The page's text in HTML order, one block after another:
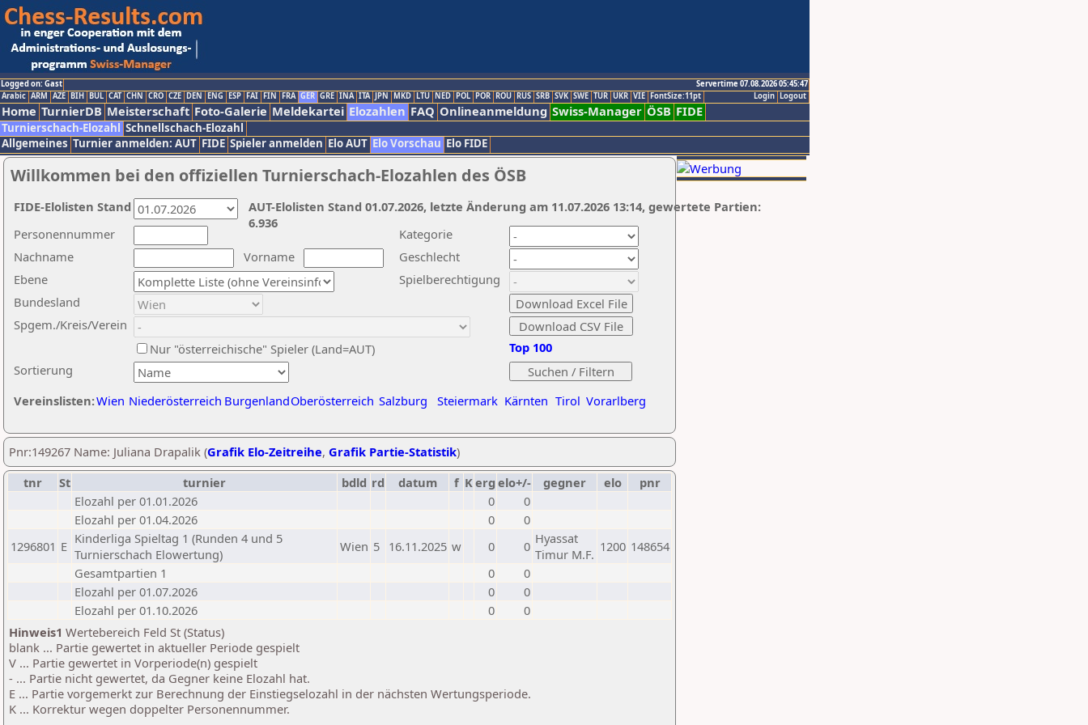
Logged on: Gast
Servertime 07.08.2026 05:45:47
Logout
Login
Arabic ARM AZE BIH BUL CAT CHN CRO CZE DEN ENG ESP FAI FIN FRA GER GRE INA ITA JPN MKD LTU NED POL POR ROU RUS SRB SVK SWE TUR UKR VIE FontSize:11pt
Home TurnierDB Meisterschaft Foto-Galerie Meldekartei Elozahlen FAQ Onlineanmeldung Swiss-Manager ÖSB FIDE
Turnierschach-Elozahl Schnellschach-Elozahl
Allgemeines Turnier anmelden: AUT FIDE Spieler anmelden Elo AUT Elo Vorschau Elo FIDE
Willkommen bei den offiziellen Turnierschach-Elozahlen des ÖSB
Nachname
Vorname
Ebene
Kategorie
Sortierung
Personennummer
Bundesland
Spgem./Kreis/Verein
Geschlecht
Nur "österreichische" Spieler (Land=AUT)
Spielberechtigung
Vereinslisten:Wien Niederösterreich BurgenlandOberösterreich Salzburg Steiermark Kärnten Tirol Vorarlberg
Top 100
AUT-Elolisten Stand 01.07.2026, letzte Änderung am 11.07.2026 13:14, gewertete Partien:
6.936
FIDE-Elolisten Stand
Pnr:149267 Name: Juliana Drapalik (Grafik Elo-Zeitreihe, Grafik Partie-Statistik)
tnr
St turnier bdld rd datum f Kerg elo+/- gegner elo
pnr
Elozahl per 01.01.2026
0
0
Elozahl per 01.04.2026
0
0
1296801 E Kinderliga Spieltag 1 (Runden 4 und 5
Turnierschach Elowertung)
Wien 5 16.11.2025 w 0 0 Hyassat
Timur M.F. 1200 148654
Gesamtpartien 1
0
0
Elozahl per 01.07.2026
0
0
Elozahl per 01.10.2026
0
0
Hinweis1 Wertebereich Feld St (Status)
blank ... Partie gewertet in aktueller Periode gespielt
V ... Partie gewertet in Vorperiode(n) gespielt
- ... Partie nicht gewertet, da Gegner keine Elozahl hat.
E ... Partie vorgemerkt zur Berechnung der Einstiegselozahl in der nächsten Wertungsperiode.
K ... Korrektur wegen doppelter Personennummer.